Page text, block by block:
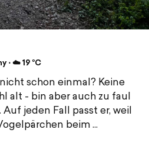
⋅ ☁️ 19 °C
schon einmal? Keine
alt - bin aber auch zu faul
jeden Fall passt er, weil
beim